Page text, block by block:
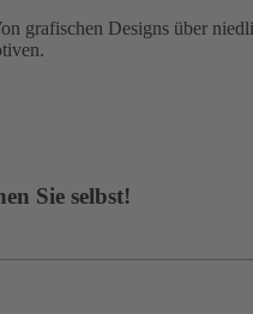
Designs über
Sie selbst!